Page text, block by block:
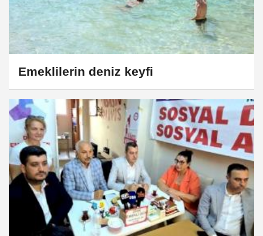
Emeklilerin deniz keyfi